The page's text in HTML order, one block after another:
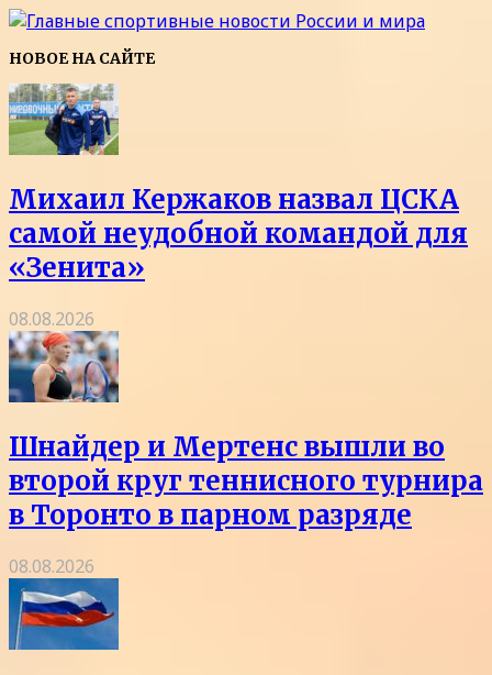
НОВОЕ НА САЙТЕ
Михаил Кержаков назвал ЦСКА
самой неудобной командой для
«Зенита»
08.08.2026
Шнайдер и Мертенс вышли во
второй круг теннисного турнира
в Торонто в парном разряде
08.08.2026